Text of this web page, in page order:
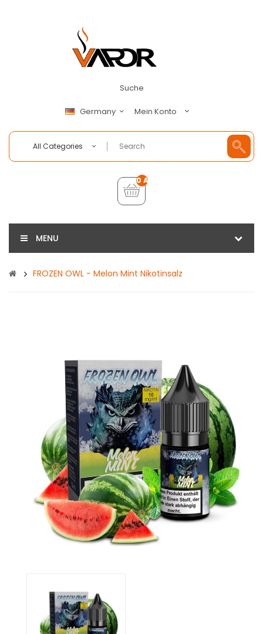
Suche
Germany Mein Konto
All Categories
0 Artikel - €0,00
MENU
FROZEN OWL - Melon Mint Nikotinsalz